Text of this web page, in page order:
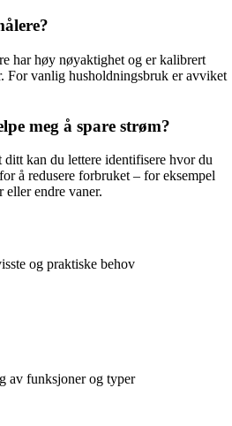
har høy nøyaktighet og er kalibrert
For vanlig husholdningsbruk er avviket
meg å spare strøm?
kan du lettere identifisere hvor du
å redusere forbruket – for eksempel
eller endre vaner.
og praktiske behov
av funksjoner og typer